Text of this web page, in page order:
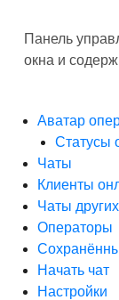
Панель
окна и
Аватар
Статусы
Чаты
Клиенты
Чаты
Операторы
Начать чат
Настройки